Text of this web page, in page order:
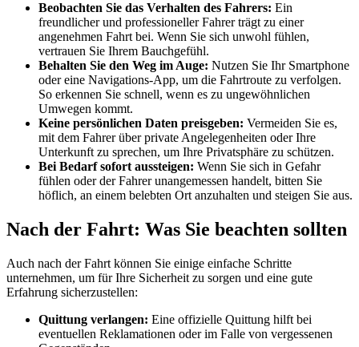
Beobachten Sie das Verhalten des Fahrers: Ein
freundlicher und professioneller Fahrer trägt zu einer
angenehmen Fahrt bei. Wenn Sie sich unwohl fühlen,
vertrauen Sie Ihrem Bauchgefühl.
Behalten Sie den Weg im Auge: Nutzen Sie Ihr Smartphone
oder eine Navigations-App, um die Fahrtroute zu verfolgen.
So erkennen Sie schnell, wenn es zu ungewöhnlichen
Umwegen kommt.
Keine persönlichen Daten preisgeben: Vermeiden Sie es,
mit dem Fahrer über private Angelegenheiten oder Ihre
Unterkunft zu sprechen, um Ihre Privatsphäre zu schützen.
Bei Bedarf sofort aussteigen: Wenn Sie sich in Gefahr
fühlen oder der Fahrer unangemessen handelt, bitten Sie
höflich, an einem belebten Ort anzuhalten und steigen Sie aus.
Nach der Fahrt: Was Sie beachten sollten
Auch nach der Fahrt können Sie einige einfache Schritte
unternehmen, um für Ihre Sicherheit zu sorgen und eine gute
Erfahrung sicherzustellen:
Quittung verlangen: Eine offizielle Quittung hilft bei
eventuellen Reklamationen oder im Falle von vergessenen